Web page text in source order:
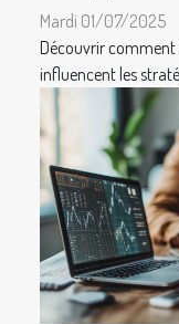
Mardi 01/07/2025
Découvrir comment
influencent les